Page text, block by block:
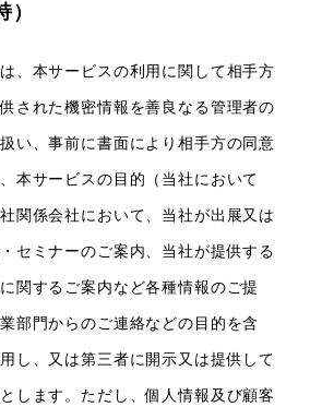
、本サービスの利用に関して相手方
された機密情報を善良なる管理者の
い、事前に書面により相手方の同意
本サービスの目的（当社において
関係会社において、当社が出展又は
セミナーのご案内、当社が提供する
関するご案内など各種情報のご提
部門からのご連絡などの目的を含
し、又は第三者に開示又は提供して
します。ただし、個人情報及び顧客